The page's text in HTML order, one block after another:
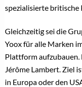
spezialisierte
Gleichzeitig sei die
Yoox für alle Marken
Plattform
Jérôme Lambert. Ziel
in Europa oder den